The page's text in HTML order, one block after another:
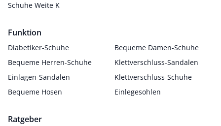
Schuhe Weite K
Funktion
Diabetiker-Schuhe
Bequeme Damen-Schuhe
Bequeme Herren-Schuhe
Klettverschluss-Sandalen
Einlagen-Sandalen
Klettverschluss-Schuhe
Bequeme Hosen
Einlegesohlen
Ratgeber